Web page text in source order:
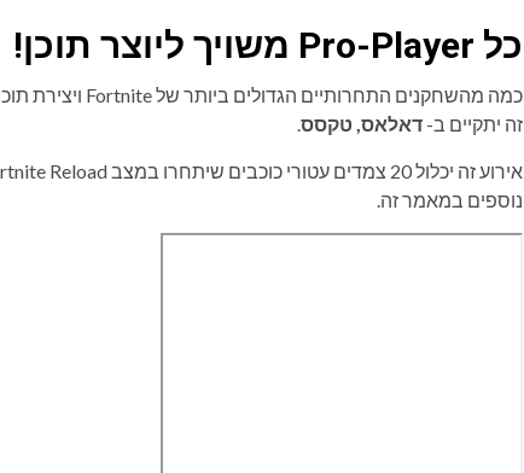
כל Pro-Player משויך ליוצר תוכן!
זה יתקיים ב- דאלאס, טקסס.
אירוע זה יכלול 20 צמדים עטורי כוכבים שיתחרו במצב Fortnite Reload עבור א
נוספים במאמר זה.